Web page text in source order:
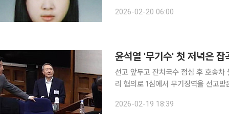
고했다. 앞서 특검은 “내란은 헌법
2026-02-20 06:00
윤석열 '무기수' 첫 저녁은
선고 앞두고 잔치국수 점심 후 호송차 올라
리 혐의로 1심에서 무기징역을 선고
오후 3시 417호 대법정에서 윤 전 대
2026-02-19 18:39